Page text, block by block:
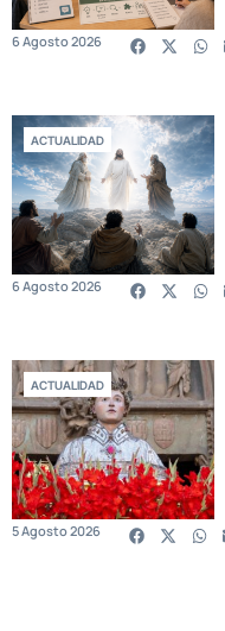
6 Agosto 2026
ACTUALIDAD
6 Agosto 2026
ACTUALIDAD
5 Agosto 2026